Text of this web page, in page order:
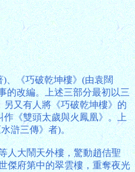
、《巧破乾坤樓》(由袁闊
的改編。上述三部分最初以三
又有人將《巧破乾坤樓》的
《雙頭太歲與火鳳凰》。上
滸三傳》者)。
人大鬧天外樓，驚動趙佶聖
傑府第中的翠雲樓，重奪夜光